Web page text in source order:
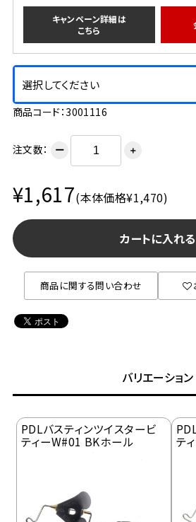
キャンペーン詳細は
こちら
選択してください
商品コード：3001116
注文数： ー ＋
¥1,617(本体価格¥1,470)
カートに入れる
商品に関する問い合わせ
バリエーション
PDLバスティンツイスタービ
ティーW#01 BKホール
テ